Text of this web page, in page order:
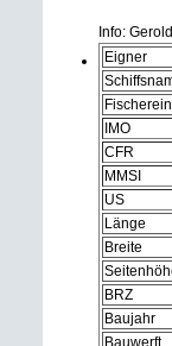
Info:
Eigner
IMO
CFR
MMSI
US
Länge
Breite
BRZ
Baujahr
Bauwerft